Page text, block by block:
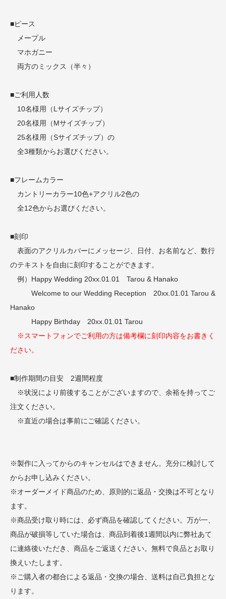
■ピース
メープル
マホガニー
両方のミックス（半々）
■ご利用人数
10名様用（Lサイズチップ）
20名様用（Mサイズチップ）
25名様用（Sサイズチップ）の
全3種類からお選びください。
■フレームカラー
カントリーカラー10色+アクリル2色の
全12色からお選びください。
■刻印
表面のアクリルカバーにメッセージ、日付、お名前など、数行
のテキストを自由に刻印することができます。
例）Happy Wedding 20xx.01.01 Tarou & Hanako
Welcome to our Wedding Reception 20xx.01.01 Tarou &
Hanako
Happy Birthday 20xx.01.01 Tarou
※スマートフォンでご利用の方は備考欄に刻印内容をお書きく
ださい。
■制作期間の目安 2週間程度
※状況により前後することがございますので、余裕を持ってご
注文ください。
※直近の場合は事前にご確認ください。
※製作に入ってからのキャンセルはできません。充分に検討して
からお申し込みください。
※オーダーメイド商品のため、原則的に返品・交換は不可となり
ます。
※商品受け取り時には、必ず商品を確認してください。万が一、
商品が破損等していた場合は、商品到着後1週間以内に弊社あて
に連絡後いただき、商品をご返送ください。無料で良品とお取り
換えいたします。
※ご購入者の都合による返品・交換の場合、送料は自己負担とな
ります。